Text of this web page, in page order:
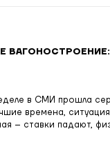
в СМИ прошла
времена,
– ставки падают,